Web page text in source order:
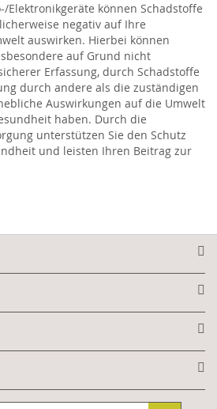
Elektronikgeräte können Schadstoffe
negativ auf Ihre
auswirken. Hierbei können
auf Grund nicht
Erfassung, durch Schadstoffe
durch andere als die zuständigen
Auswirkungen auf die Umwelt
haben. Durch die
unterstützen Sie den Schutz
und leisten Ihren Beitrag zur